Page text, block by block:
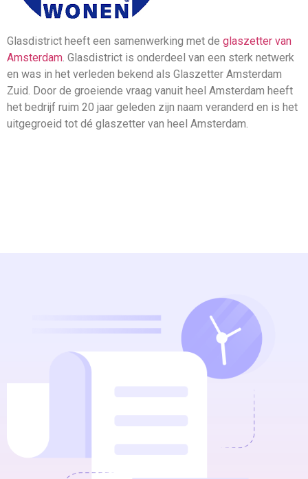
Glasdistrict heeft een samenwerking met de glaszetter van
Amsterdam. Glasdistrict is onderdeel van een sterk netwerk
en was in het verleden bekend als Glaszetter Amsterdam
Zuid. Door de groeiende vraag vanuit heel Amsterdam heeft
het bedrijf ruim 20 jaar geleden zijn naam veranderd en is het
uitgegroeid tot dé glaszetter van heel Amsterdam.